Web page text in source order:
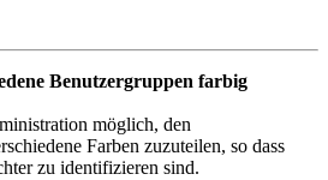
Benutzergruppen farbig
möglich, den
Farben zuzuteilen, so dass
zu identifizieren sind.